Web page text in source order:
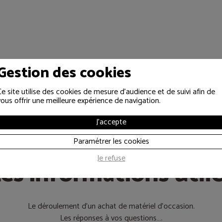
informations
Le déroulement d’un achat de matériel d’occasion.
Les réponses à vos questions….
des cookies
site utilise des cookies de mesure d'audience et de suivi afin de
offrir une meilleure expérience de navigation.
J'accepte
Paramétrer les cookies
Je refuse